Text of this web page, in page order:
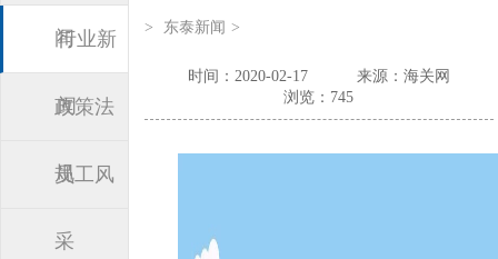
闻
行业新
闻
政策法
规
员工风
采
> 东泰新闻 >
时间：2020-02-17
来源：海关网
浏览：745